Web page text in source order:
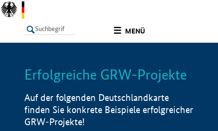
MENÜ
LISTE Info
Erfolgreiche GRW-Projekte
Auf der folgenden Deutschlandkarte
finden Sie konkrete Beispiele erfolgreicher
GRW-Projekte!